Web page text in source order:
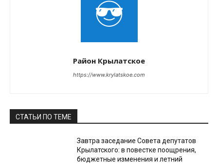
Район Крылатское
https://www.krylatskoe.com
СТАТЬИ ПО ТЕМЕ
Завтра заседание Совета депутатов
Крылатского: в повестке поощрения,
бюджетные изменения и летний